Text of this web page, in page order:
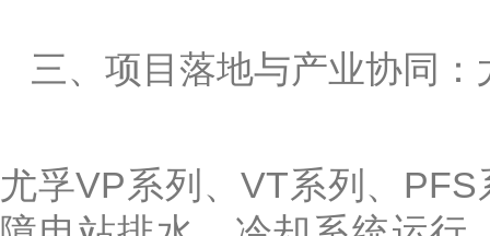
三、项目落地与产业协同
尤孚VP系列、VT系列、